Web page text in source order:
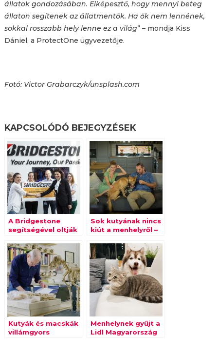
állatok gondozásában. Elképesztő, hogy mennyi beteg
állaton segítenek az állatmentők. Ha ők nem lennének,
sokkal rosszabb hely lenne ez a világ” – mondja Kiss
Dániel, a ProtectOne ügyvezetője.
Fotó: Victor Grabarczyk/unsplash.com
KAPCSOLÓDÓ BEJEGYZÉSEK
A Bridgestone
segítségével oltják
Sok kutyának nincs
kiút a menhelyről –
oktatóvideó-
sorozat segít, hogy
jobb gazdikká
válhassunk
Kutyák és macskák
villámgyors
Menhelynek gyűjt a
Lidl Magyarország